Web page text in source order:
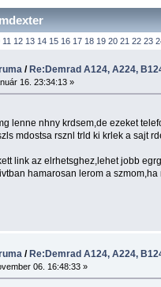
11 12 13 14 15 16 17 18 19 20 21 22 23
/ Re:Demrad A124, A224,
16. 23:34:13 »
lenne nhny krdsem,de ezeket
mdostsa rsznl trld ki krlek a sajt
link az elrhetsghez,lehet jobb
hamarosan lerom a
/Re:Demrad A124, A224,
06. 16:48:33 »